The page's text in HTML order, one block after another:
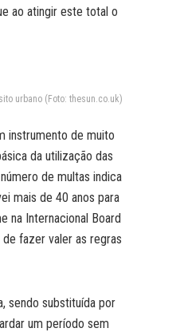
ao atingir este total o
urbano (Foto: thesun.co.uk)
instrumento de muito
da utilização das
de multas indica
mais de 40 anos para
na Internacional Board
de fazer valer as regras
sendo substituída por
um período sem